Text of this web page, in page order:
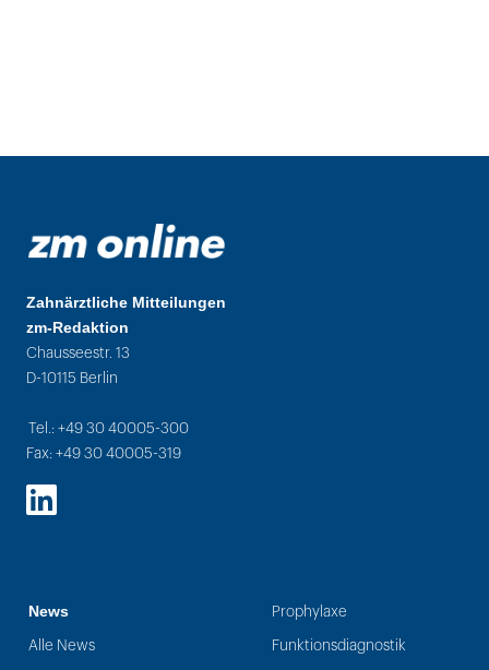
Zahnärztliche Mitteilungen
zm-Redaktion
Chausseestr. 13
D-10115 Berlin
Tel.: +49 30 40005-300
Fax: +49 30 40005-319
LinkedIn
News
Alle News
Prophylaxe
Funktionsdiagnostik